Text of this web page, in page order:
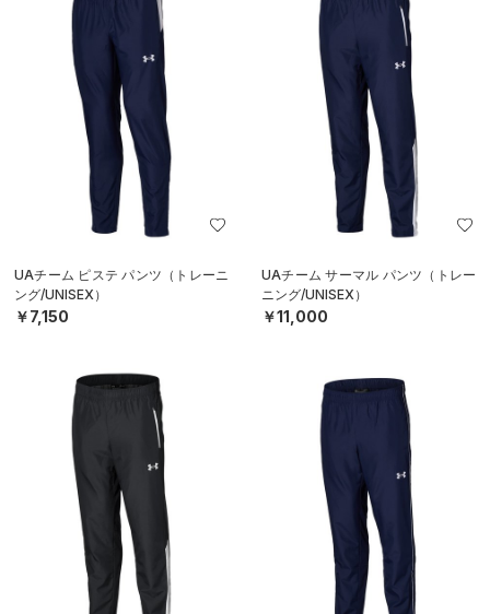
UAチーム ピステ パンツ（トレーニ
ング/UNISEX）
￥7,150
UAチーム サーマル パンツ（トレー
ニング/UNISEX）
￥11,000